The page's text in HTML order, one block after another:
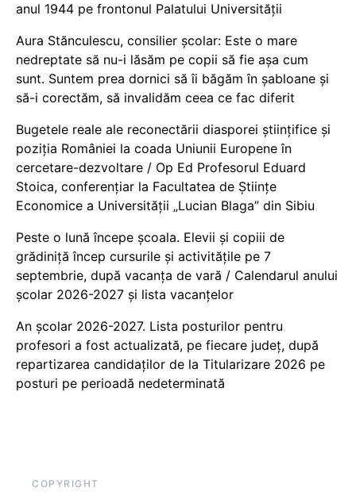
anul 1944 pe frontonul Palatului Universității
Aura Stănculescu, consilier școlar: Este o mare
nedreptate să nu-i lăsăm pe copii să fie așa cum
sunt. Suntem prea dornici să îi băgăm în șabloane și
să-i corectăm, să invalidăm ceea ce fac diferit
Bugetele reale ale reconectării diasporei științifice și
poziția României la coada Uniunii Europene în
cercetare-dezvoltare / Op Ed Profesorul Eduard
Stoica, conferențiar la Facultatea de Științe
Economice a Universității „Lucian Blaga” din Sibiu
Peste o lună începe școala. Elevii și copiii de
grădiniță încep cursurile și activitățile pe 7
septembrie, după vacanța de vară / Calendarul anului
școlar 2026-2027 și lista vacanțelor
An școlar 2026-2027. Lista posturilor pentru
profesori a fost actualizată, pe fiecare județ, după
repartizarea candidaților de la Titularizare 2026 pe
posturi pe perioadă nedeterminată
COPYRIGHT